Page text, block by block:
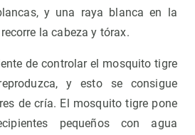
y una raya blanca en la
la cabeza y tórax.
de controlar el mosquito tigre
y esto se consigue
de cría. El mosquito tigre pone
pequeños con agua